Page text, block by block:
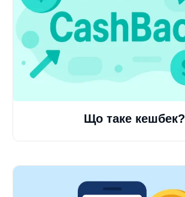
Що таке кешбек?